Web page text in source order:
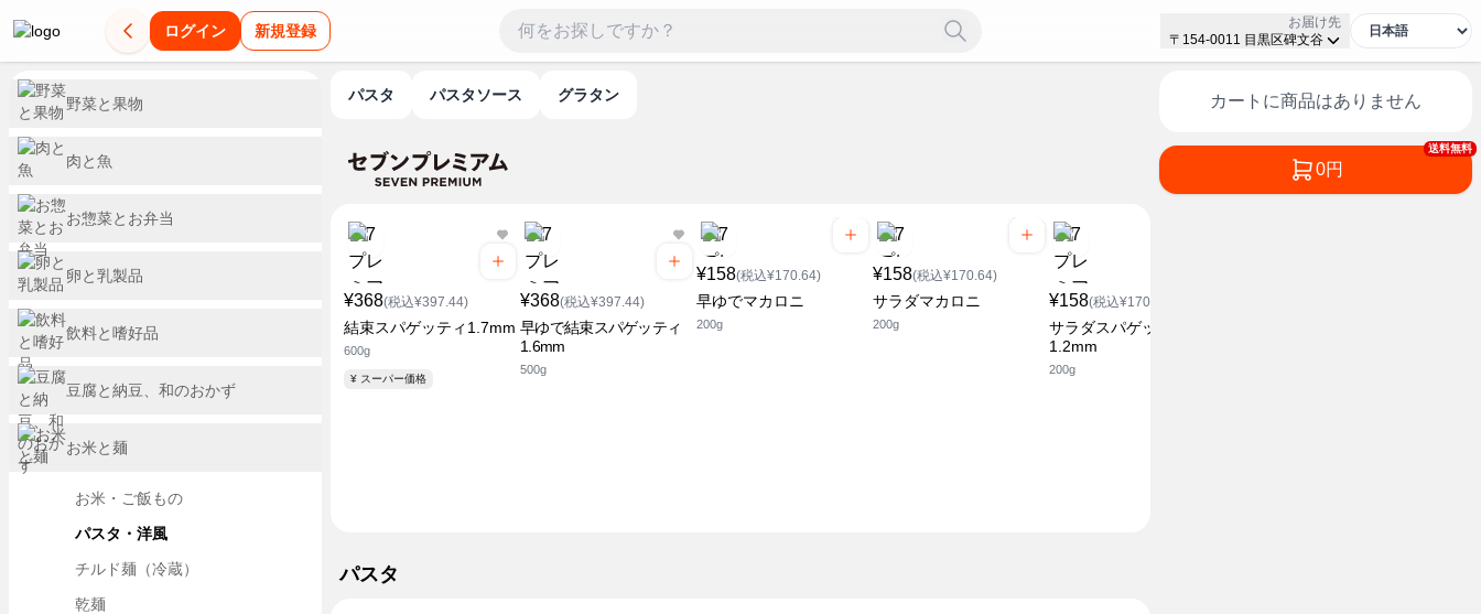
ログイン 新規登録
お届け先
〒154-0011 目黒区碑文谷
パスタ パスタソース グラタン
¥368(税込¥397.44)
結束スパゲッティ1.7mm
600g
¥ スーパー価格
¥368(税込¥397.44)
早ゆで結束スパゲッティ
1.6mm
500g
¥158(税込¥170.64)
早ゆでマカロニ
200g
¥158(税込¥170.64)
サラダマカロニ
200g
¥158(税込¥170.64)
サラダスパゲッティ
1.2mm
200g
パスタ
カートに商品はありません
送料無料
0円
野菜と果物
肉と魚
お惣菜とお弁当
卵と乳製品
飲料と嗜好品
豆腐と納豆、和のおかず
お米と麺
お米・ご飯もの
パスタ・洋風
チルド麺（冷蔵）
乾麺